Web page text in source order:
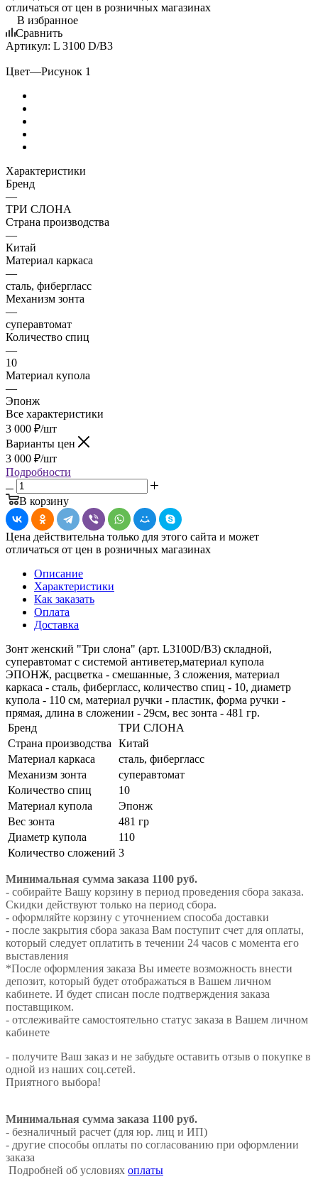
отличаться от цен в розничных магазинах
В избранное
Сравнить
Артикул: L 3100 D/B3
Цвет—Рисунок 1
Характеристики
Бренд
—
ТРИ СЛОНА
Страна производства
—
Китай
Материал каркаса
—
сталь, фибергласс
Механизм зонта
—
суперавтомат
Количество спиц
—
10
Материал купола
—
Эпонж
Все характеристики
3 000 ₽/шт
Варианты цен
3 000 ₽/шт
Подробности
В корзину
Цена действительна только для этого сайта и может
отличаться от цен в розничных магазинах
Описание
Характеристики
Как заказать
Оплата
Доставка
Зонт женский "Три слона" (арт. L3100D/B3) складной,
суперавтомат с системой антиветер,материал купола
ЭПОНЖ, расцветка - смешанные, 3 сложения, материал
каркаса - сталь, фибергласс, количество спиц - 10, диаметр
купола - 110 см, материал ручки - пластик, форма ручки -
прямая, длина в сложении - 29см, вес зонта - 481 гр.
Бренд
ТРИ СЛОНА
Страна производства
Китай
Материал каркаса
сталь, фибергласс
Механизм зонта
суперавтомат
Количество спиц
10
Материал купола
Эпонж
Вес зонта
481 гр
Диаметр купола
110
Количество сложений 3
Минимальная сумма заказа 1100 руб.
- собирайте Вашу корзину в период проведения сбора заказа.
Скидки действуют только на период сбора.
- оформляйте корзину с уточнением способа доставки
- после закрытия сбора заказа Вам поступит счет для оплаты,
который следует оплатить в течении 24 часов с момента его
выставления
*После оформления заказа Вы имеете возможность внести
депозит, который будет отображаться в Вашем личном
кабинете. И будет списан после подтверждения заказа
поставщиком.
- отслеживайте самостоятельно статус заказа в Вашем личном
кабинете
- получите Ваш заказ и не забудьте оставить отзыв о покупке в
одной из наших соц.сетей.
Приятного выбора!
Минимальная сумма заказа 1100 руб.
- безналичный расчет (для юр. лиц и ИП)
- другие способы оплаты по согласованию при оформлении
заказа
Подробней об условиях оплаты